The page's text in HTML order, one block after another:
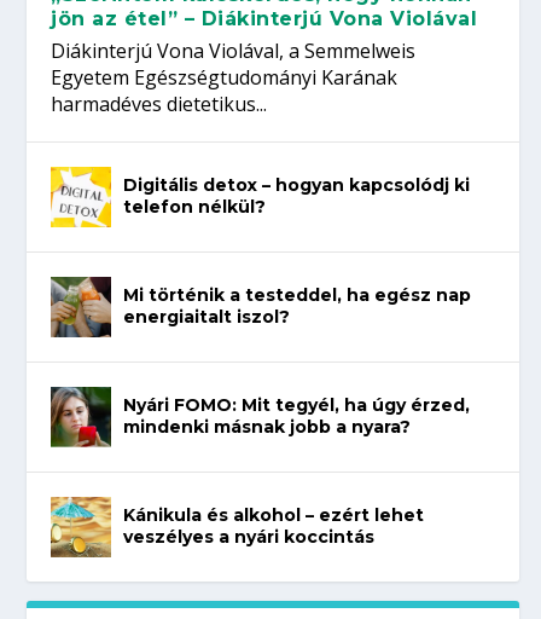
jön az étel” – Diákinterjú Vona Violával
Diákinterjú Vona Violával, a Semmelweis
Egyetem Egészségtudományi Karának
harmadéves dietetikus...
Digitális detox – hogyan kapcsolódj ki
telefon nélkül?
Mi történik a testeddel, ha egész nap
energiaitalt iszol?
Nyári FOMO: Mit tegyél, ha úgy érzed,
mindenki másnak jobb a nyara?
Kánikula és alkohol – ezért lehet
veszélyes a nyári koccintás